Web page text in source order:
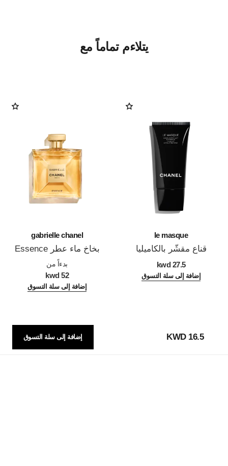
يتلاءم تماماً مع
le masque
قناع مقشّر بالكاميليا
27.5 kwd
إضافة إلى سلة التسوق
gabrielle chanel
بخاخ ماء عطر Essence
بدءاً من
52 kwd
إضافة إلى سلة التسوق
16.5 KWD إضافة إلى سلة التسوق